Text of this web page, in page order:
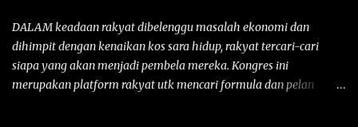
DALAM keadaan rakyat dibelenggu masalah ekonomi dan
dihimpit dengan kenaikan kos sara hidup, rakyat tercari-cari
siapa yang akan menjadi pembela mereka. Kongres ini
merupakan platform rakyat utk mencari formula dan pelan